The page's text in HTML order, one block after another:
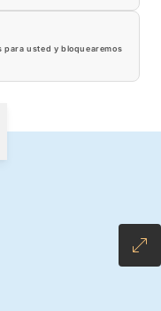
para usted y bloquearemos